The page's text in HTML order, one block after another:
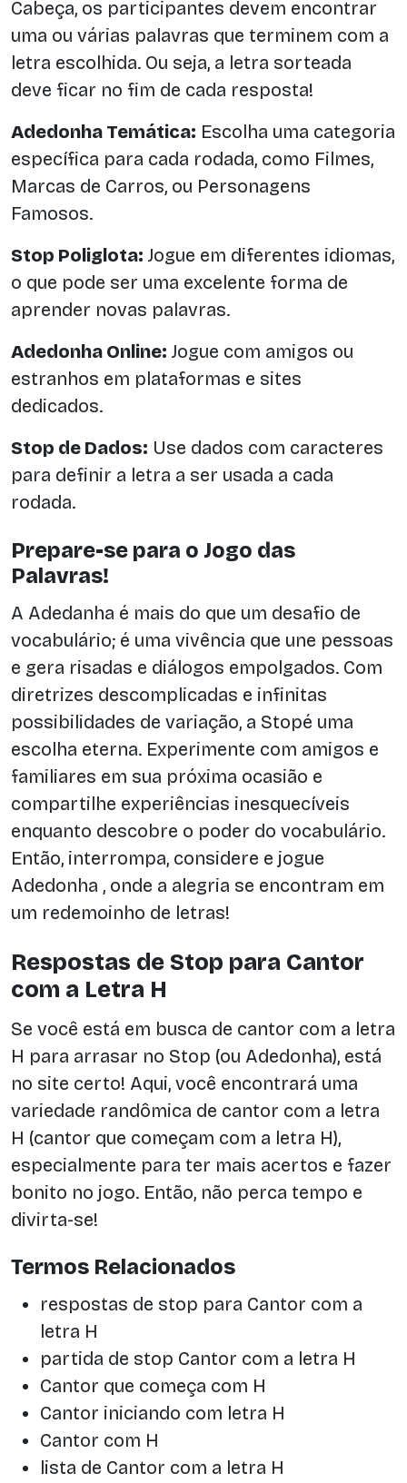
Cabeça, os participantes devem encontrar
uma ou várias palavras que terminem com a
letra escolhida. Ou seja, a letra sorteada
deve ficar no fim de cada resposta!
Adedonha Temática: Escolha uma categoria
específica para cada rodada, como Filmes,
Marcas de Carros, ou Personagens
Famosos.
Stop Poliglota: Jogue em diferentes idiomas,
o que pode ser uma excelente forma de
aprender novas palavras.
Adedonha Online: Jogue com amigos ou
estranhos em plataformas e sites
dedicados.
Stop de Dados: Use dados com caracteres
para definir a letra a ser usada a cada
rodada.
Prepare-se para o Jogo das
Palavras!
A Adedanha é mais do que um desafio de
vocabulário; é uma vivência que une pessoas
e gera risadas e diálogos empolgados. Com
diretrizes descomplicadas e infinitas
possibilidades de variação, a Stopé uma
escolha eterna. Experimente com amigos e
familiares em sua próxima ocasião e
compartilhe experiências inesquecíveis
enquanto descobre o poder do vocabulário.
Então, interrompa, considere e jogue
Adedonha , onde a alegria se encontram em
um redemoinho de letras!
Respostas de Stop para Cantor
com a Letra H
Se você está em busca de cantor com a letra
H para arrasar no Stop (ou Adedonha), está
no site certo! Aqui, você encontrará uma
variedade randômica de cantor com a letra
H (cantor que começam com a letra H),
especialmente para ter mais acertos e fazer
bonito no jogo. Então, não perca tempo e
divirta-se!
Termos Relacionados
respostas de stop para Cantor com a
letra H
partida de stop Cantor com a letra H
Cantor que começa com H
Cantor iniciando com letra H
Cantor com H
lista de Cantor com a letra H